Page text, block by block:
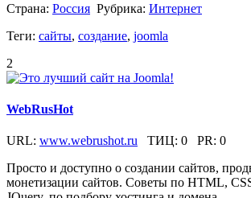
Страна: Россия Рубрика: Интернет
Теги: сайты, создание, joomla
2
WebRusHot
URL: www.webrushot.ru ТИЦ: 0 PR: 0
Просто и доступно о создании сайтов,
монетизации сайтов. Советы по HTML,